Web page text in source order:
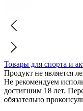
Товары для спорта и
Продукт не является
Не рекомендуем
достигшим 18 лет.
обязательно